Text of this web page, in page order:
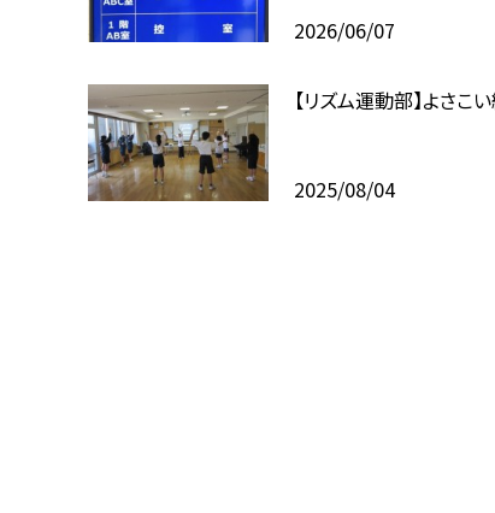
2026/06/07
【リズム運動部】よさこ
2025/08/04